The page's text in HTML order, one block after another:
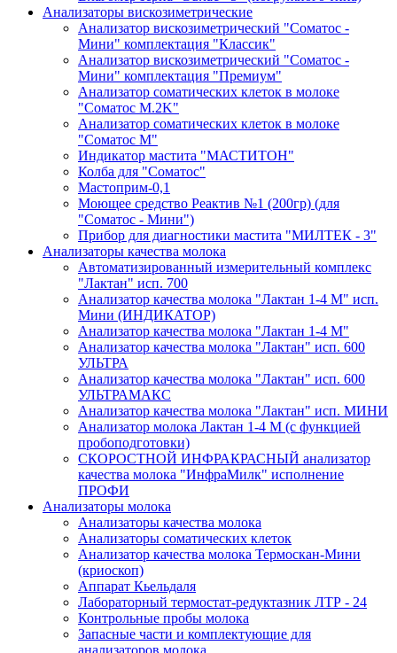
Анализаторы вискозиметрические
Анализатор вискозиметрический "Соматос -
Мини" комплектация "Классик"
Анализатор вискозиметрический "Соматос -
Мини" комплектация "Премиум"
Анализатор соматических клеток в молоке
"Соматос М.2K"
Анализатор соматических клеток в молоке
"Соматос М"
Индикатор мастита "МАСТИТОН"
Колба для "Соматос"
Мастоприм-0,1
Моющее средство Реактив №1 (200гр) (для
"Соматос - Мини")
Прибор для диагностики мастита "МИЛТЕК - 3"
Анализаторы качества молока
Автоматизированный измерительный комплекс
"Лактан" исп. 700
Анализатор качества молока "Лактан 1-4 М" исп.
Мини (ИНДИКАТОР)
Анализатор качества молока "Лактан 1-4 M"
Анализатор качества молока "Лактан" исп. 600
УЛЬТРА
Анализатор качества молока "Лактан" исп. 600
УЛЬТРАМАКС
Анализатор качества молока "Лактан" исп. МИНИ
Анализатор молока Лактан 1-4 М (с функцией
пробоподготовки)
СКОРОСТНОЙ ИНФРАКРАСНЫЙ анализатор
качества молока "ИнфраМилк" исполнение
ПРОФИ
Анализаторы молока
Анализаторы качества молока
Анализаторы соматических клеток
Анализатор качества молока Термоскан-Мини
(криоскоп)
Аппарат Кьельдаля
Лабораторный термостат-редуктазник ЛТР - 24
Контрольные пробы молока
Запасные части и комплектующие для
анализаторов молока